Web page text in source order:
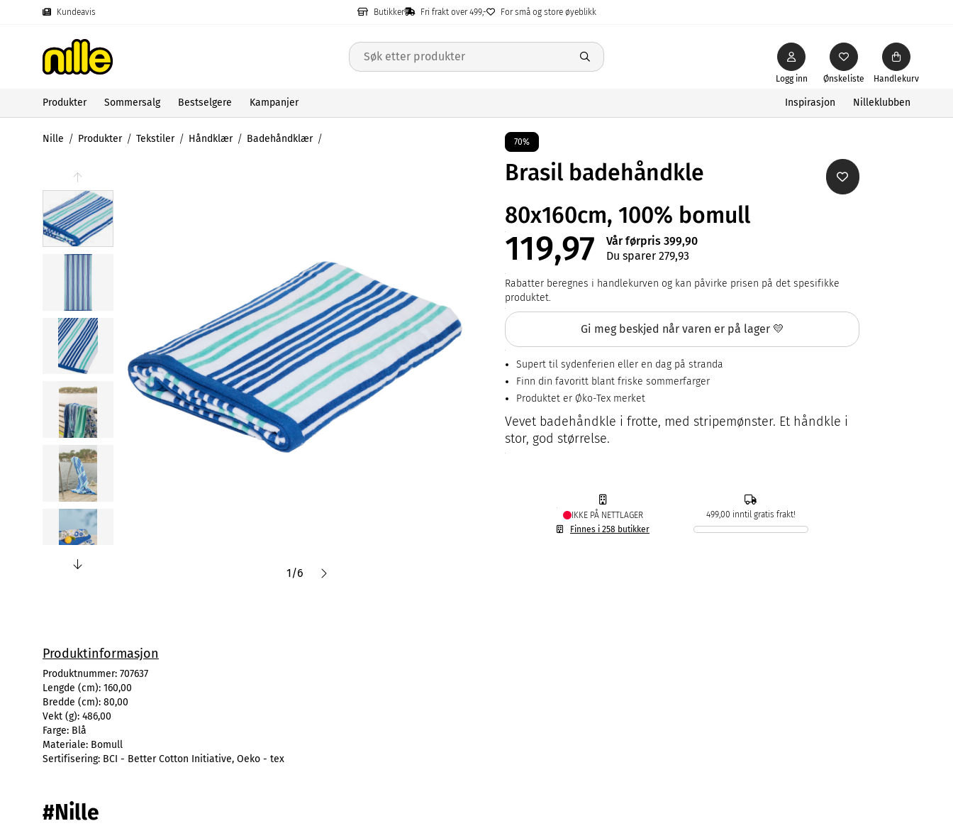
Kundeavis Butikker Fri frakt over 499,- For små og store øyeblikk
Ønskeliste
Logg inn Handlekurv
Produkter Sommersalg Bestselgere Kampanjer Inspirasjon Nilleklubben
Nille Produkter Tekstiler Håndklær Badehåndklær
1/6
70%
Brasil badehåndkle
80x160cm, 100% bomull
119,97
Vår førpris 399,90
Du sparer 279,93
Rabatter beregnes i handlekurven og kan påvirke prisen på det spesifikke
produktet.
Gi meg beskjed når varen er på lager 💛
Supert til sydenferien eller en dag på stranda
Finn din favoritt blant friske sommerfarger
Produktet er Øko-Tex merket
Vevet badehåndkle i frotte, med stripemønster. Et håndkle i
stor, god størrelse.
IKKE PÅ NETTLAGER
Finnes i 258 butikker
499,00 inntil gratis frakt!
Produktinformasjon
Produktnummer: 707637
Lengde (cm): 160,00
Bredde (cm): 80,00
Vekt (g): 486,00
Farge: Blå
Materiale: Bomull
Sertifisering: BCI - Better Cotton Initiative, Oeko - tex
#Nille